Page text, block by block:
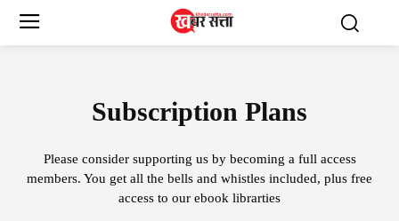
Subscription Plans
Please consider supporting us by becoming a full access
members. You get all the bells and whistles included, plus free
access to our ebook librarties